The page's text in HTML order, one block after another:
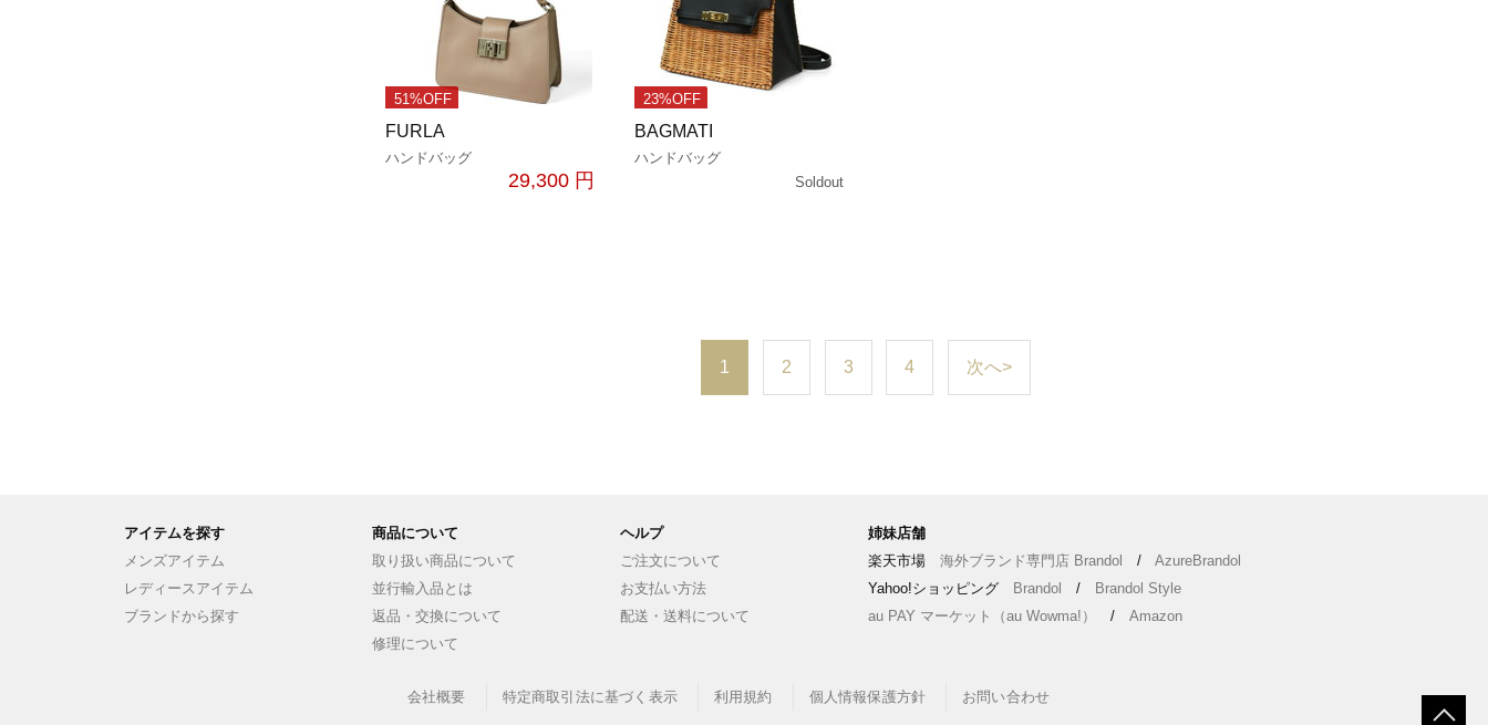
51%OFF
FURLA
ハンドバッグ
29,300 円
23%OFF
BAGMATI
ハンドバッグ
Soldout
1 2 3 4 次へ>
アイテムを探す
メンズアイテム
レディースアイテム
ブランドから探す
商品について
取り扱い商品について
並行輸入品とは
返品・交換について
修理について
ヘルプ
ご注文について
お支払い方法
配送・送料について
姉妹店舗
楽天市場 海外ブランド専門店 Brandol / AzureBrandol
Yahoo!ショッピング
Brandol /
Brandol Style
au PAY マーケット（au Wowma!）
/ Amazon
会社概要 特定商取引法に基づく表示 利用規約 個人情報保護方針 お問い合わせ